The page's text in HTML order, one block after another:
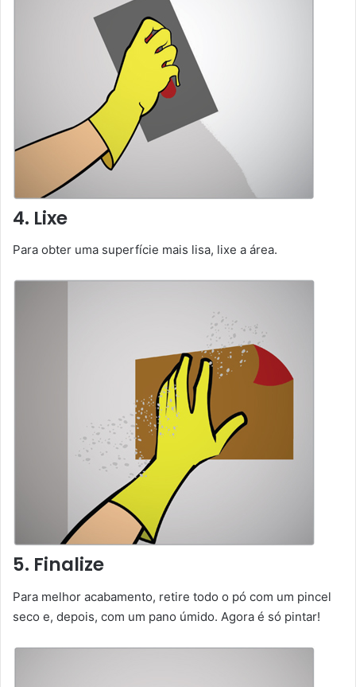
4. Lixe
Para obter uma superfície mais lisa, lixe a área.
5. Finalize
Para melhor acabamento, retire todo o pó com um pincel
seco e, depois, com um pano úmido. Agora é só pintar!